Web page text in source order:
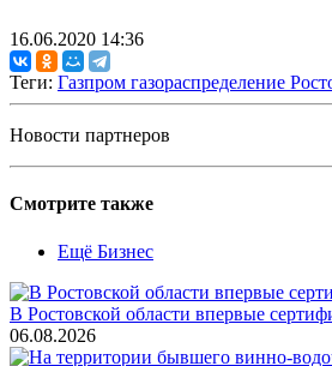
16.06.2020 14:36
Теги: Газпром газораспределение
Новости партнеров
Смотрите также
Ещё Бизнес
В Ростовской области впервые
06.08.2026